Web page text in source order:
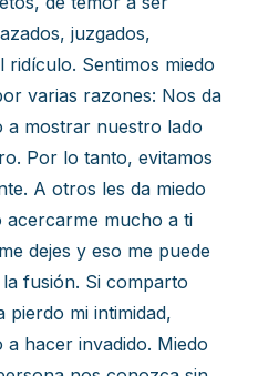
juzgados,
Sentimos miedo
varias razones: Nos da
a mostrar nuestro lado
Por lo tanto, evitamos
A otros les da miedo
acercarme mucho a ti
dejes y eso me puede
fusión. Si comparto
mi intimidad,
a hacer invadido. Miedo